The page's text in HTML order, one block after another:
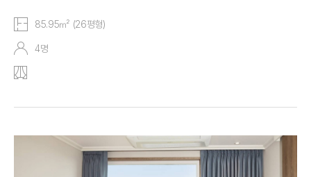
85.95㎡ (26평형)
4명